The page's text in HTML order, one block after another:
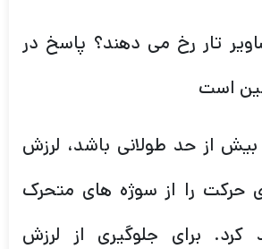
تار رخ می دهند؟ پاسخ در
است
از حد طولانی باشد، لرزش
حرکت را از سوژه های متحرک
کرد. برای جلوگیری از لرزش